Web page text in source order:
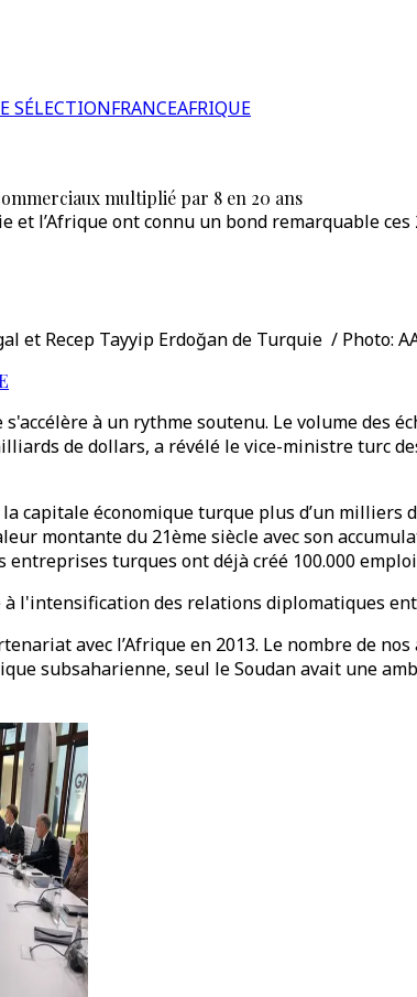
SÉLECTIONFRANCEAFRIQUE
multiplié par 8 en 20 ans
l’Afrique ont connu un bond remarquable ces
et Recep Tayyip Erdoğan de Turquie / Photo:
à un rythme soutenu. Le volume des
de dollars, a révélé le vice-ministre turc
capitale économique turque plus d’un milliers
montante du 21ème siècle avec son
turques ont déjà créé 100.000
l'intensification des relations diplomatiques
avec l’Afrique en 2013. Le nombre de
subsaharienne, seul le Soudan avait une